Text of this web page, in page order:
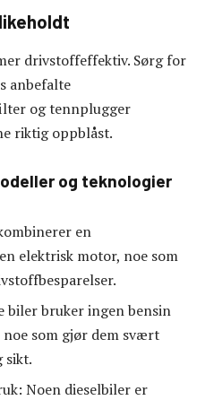
drivstoffeffektiv. Sørg for
anbefalte
og tennplugger
riktig oppblåst.
og teknologier
en
elektrisk motor, noe som
biler bruker ingen bensin
som gjør dem svært
sikt.
Noen dieselbiler er